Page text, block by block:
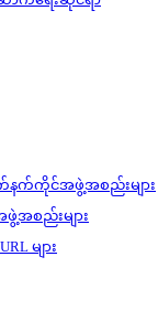
နက်ကိုင်အဖွဲ့အစည်းများ
အစည်းများ
များ